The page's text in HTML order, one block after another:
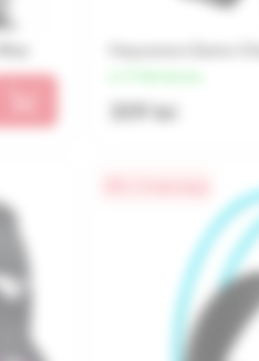
309 lei